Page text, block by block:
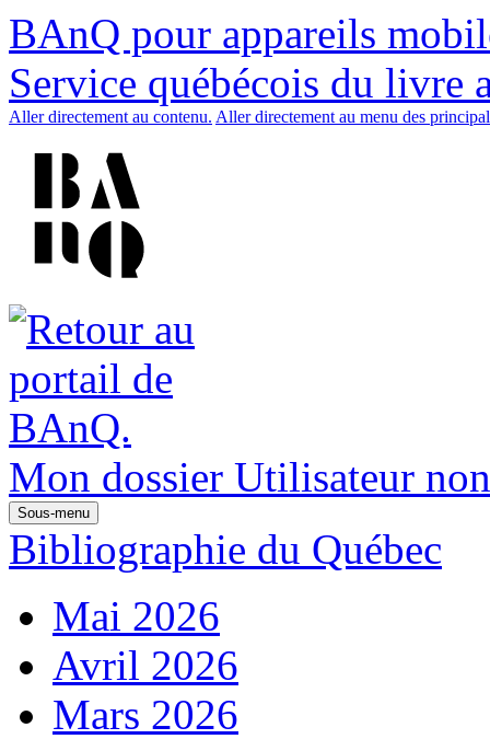
BAnQ pour appareils
Service québécois du livre
Aller directement au contenu. Aller directement au menu des
Mon dossier Utilisateur
Sous-menu
Bibliographie du Québec
Mai 2026
Avril 2026
Mars 2026